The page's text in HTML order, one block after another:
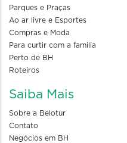
Parques e Praças
Ao ar livre e Esportes
Compras e Moda
Para curtir com a familia
Perto de BH
Roteiros
Saiba Mais
Sobre a Belotur
Contato
Negócios em BH